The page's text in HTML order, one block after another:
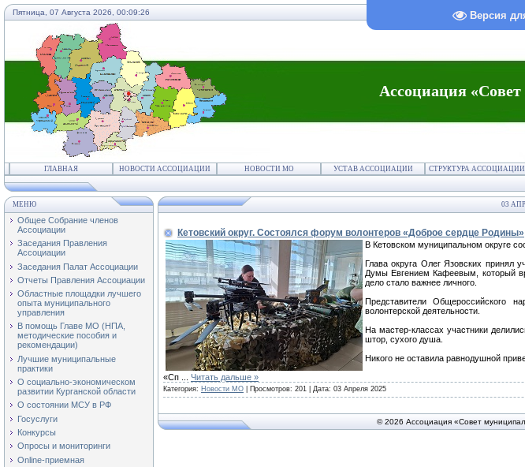
Версия
Пятница, 07 Августа 2026, 00:09:26
Ассоциация
ГЛАВНАЯ НОВОСТИ АССОЦИАЦИИ НОВОСТИ МО УСТАВ АССОЦИАЦИИ СТРУКТУРА АССОЦИАЦИИ
МЕНЮ
Общее Собрание членов
Ассоциации
Заседания Правления
Ассоциации
Заседания Палат Ассоциации
Отчеты Правления Ассоциации
Областные площадки лучшего
опыта муниципального
управления
В помощь Главе МО (НПА,
методические пособия и
рекомендации)
Лучшие муниципальные
практики
О социально-экономическом
развитии Курганской области
О состоянии МСУ в РФ
Госуслуги
Конкурсы
Опросы и мониторинги
Online-приемная
03
Кетовский округ. Состоялся форум волонтеров «Доброе сердце Родины»
В Кетовском муниципальном округе
Глава округа Олег Язовских принял
Думы Евгением Кафеевым, который
дело стало важнее личного.
Представители Общероссийского
волонтерской деятельности.
На мастер-классах участники
штор, сухого душа.
Никого не оставила равнодушной
«Сп
Читать дальше »
Категория: Новости МО | Просмотров: 201 | Дата: 03 Апреля 2025
© 2026 Ассоциация «Совет